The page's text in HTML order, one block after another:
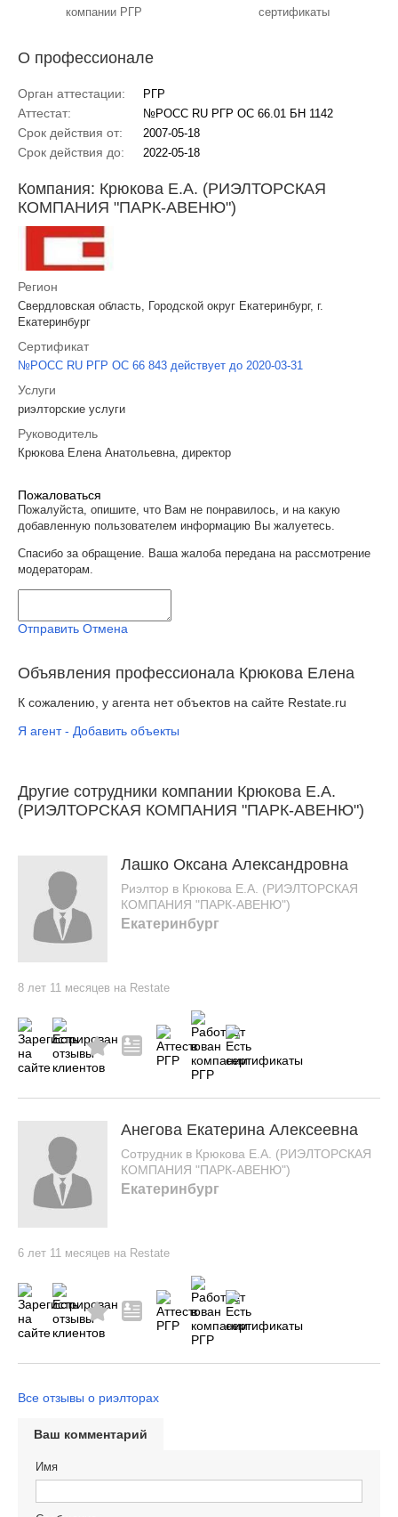
компании РГР
сертификаты
О профессионале
Орган аттестации: РГР
Аттестат: №РОСС RU РГР ОС 66.01 БН 1142
Срок действия от: 2007-05-18
Срок действия до: 2022-05-18
Компания: Крюкова Е.А. (РИЭЛТОРСКАЯ
КОМПАНИЯ "ПАРК-АВЕНЮ")
Регион
Свердловская область, Городской округ Екатеринбург, г.
Екатеринбург
Сертификат
№РОСС RU РГР ОС 66 843 действует до 2020-03-31
Услуги
риэлторские услуги
Руководитель
Крюкова Елена Анатольевна, директор
Пожаловаться
Пожалуйста, опишите, что Вам не понравилось, и на какую
добавленную пользователем информацию Вы жалуетесь.
Спасибо за обращение. Ваша жалоба передана на рассмотрение
модераторам.
Отправить Отмена
Объявления профессионала Крюкова Елена
К сожалению, у агента нет объектов на сайте Restate.ru
Я агент - Добавить объекты
Другие сотрудники компании Крюкова Е.А.
(РИЭЛТОРСКАЯ КОМПАНИЯ "ПАРК-АВЕНЮ")
Лашко Оксана Александровна
Риэлтор в Крюкова Е.А. (РИЭЛТОРСКАЯ
КОМПАНИЯ "ПАРК-АВЕНЮ")
Екатеринбург
8 лет 11 месяцев на Restate
Анегова Екатерина Алексеевна
Сотрудник в Крюкова Е.А. (РИЭЛТОРСКАЯ
КОМПАНИЯ "ПАРК-АВЕНЮ")
Екатеринбург
6 лет 11 месяцев на Restate
Все отзывы о риэлторах
Ваш комментарий
Имя